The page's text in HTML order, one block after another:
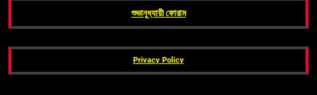
শুভানুধ্যায়ী ফোরাম
Privacy Policy